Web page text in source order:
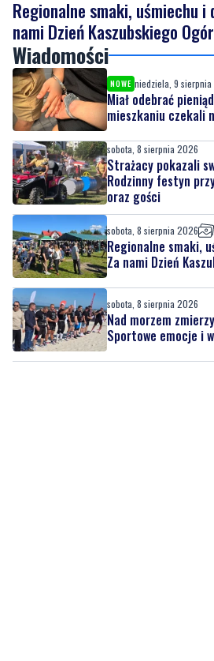
NOWE niedziela, 9 sierpnia
Miał odebrać
mieszkaniu czekali
sobota, 8 sierpnia 2026
Strażacy pokazali
Rodzinny festyn
oraz gości
sobota, 8 sierpnia 2026
Regionalne smaki,
Za nami Dzień
sobota, 8 sierpnia 2026
Nad morzem